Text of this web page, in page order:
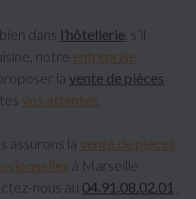
dans l’hôtellerie , s’il
notre entreprise
la vente de pièces
vos attentes
assurons la vente de pièces
à Marseille
nous au 04.91.08.02.01